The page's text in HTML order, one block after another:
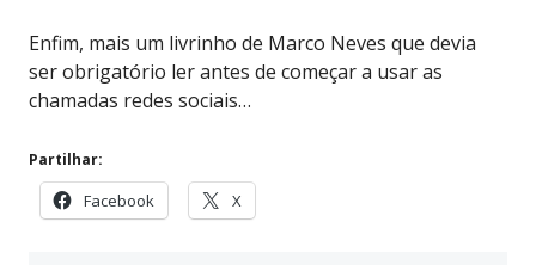
Enfim, mais um livrinho de Marco Neves que devia
ser obrigatório ler antes de começar a usar as
chamadas redes sociais…
Partilhar:
Facebook X